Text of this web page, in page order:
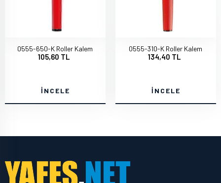
0555-650-K Roller Kalem
105,60 TL
İNCELE
0555-310-K Roller Kalem
134,40 TL
İNCELE